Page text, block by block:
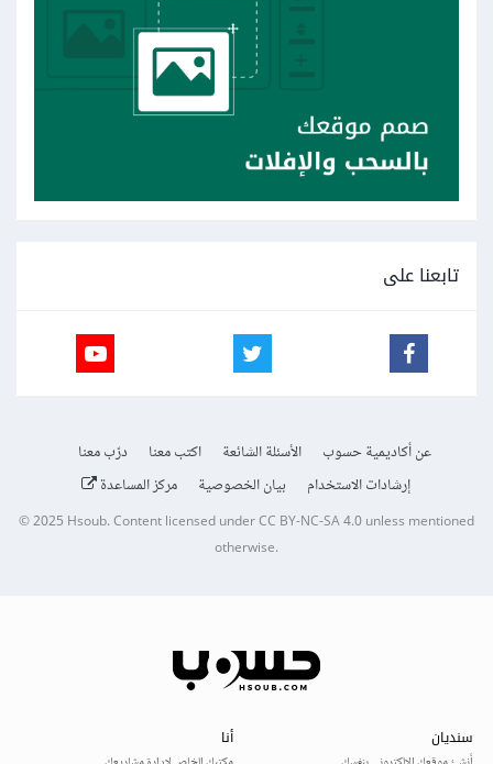
تابعنا على
عن أكاديمية حسوب الأسئلة الشائعة اكتب معنا
درّب معنا
إرشادات الاستخدام
بيان الخصوصية مركز المساعدة
© 2025Hsoub.Content licensed underCC BY-NC-SA 4.0unless mentioned
otherwise.